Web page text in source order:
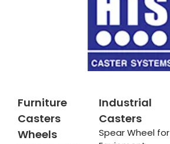
Furniture
Casters
Wheels
Industrial
Casters
Spear Wheel for